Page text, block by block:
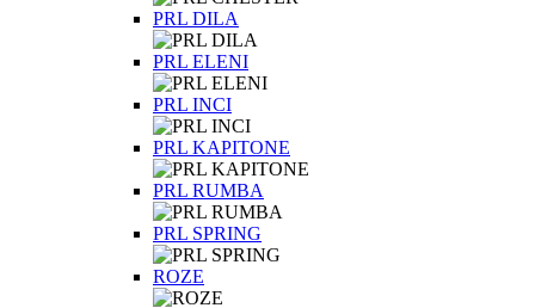
PRL DILA
PRL ELENI
PRL INCI
PRL KAPITONE
PRL RUMBA
PRL SPRING
ROZE